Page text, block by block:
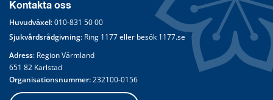
Kontakta oss
Huvudväxel: 010-831 50 00
Sjukvårdsrådgivning: Ring 1177 eller besök 1177.se
Adress: Region Värmland
651 82 Karlstad
Organisationsnummer: 232100-0156